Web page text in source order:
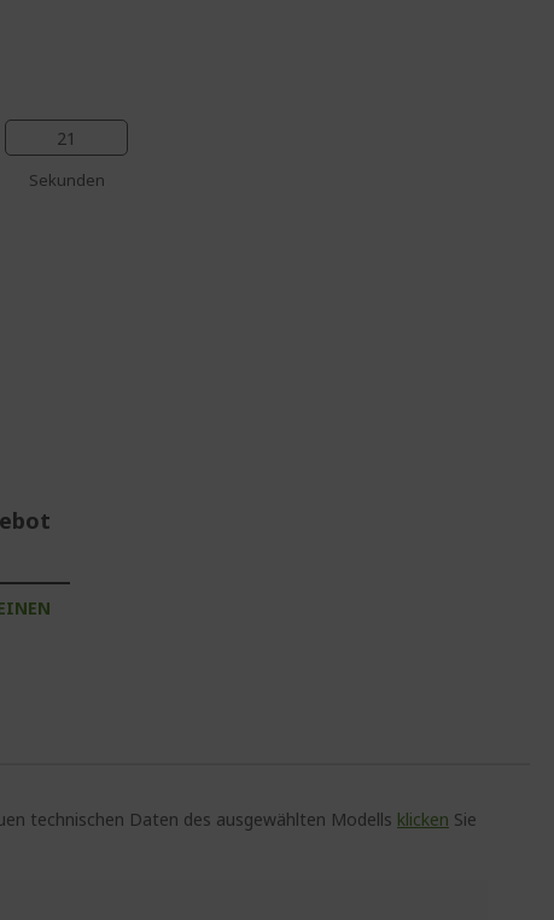
20
Sekunden
technischen Daten des ausgewählten Modells klicken Sie